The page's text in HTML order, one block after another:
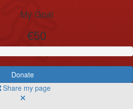
My Goal
€50
Donate
Share my page